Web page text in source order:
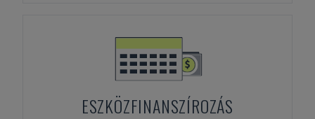
ESZKÖZFINANSZÍROZÁS